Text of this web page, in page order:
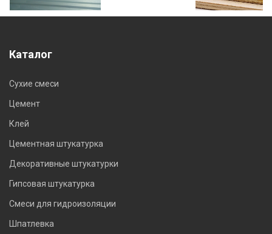
Каталог
Сухие смеси
Цемент
Клей
Цементная штукатурка
Декоративные штукатурки
Гипсовая штукатурка
Смеси для гидроизоляции
Шпатлевка